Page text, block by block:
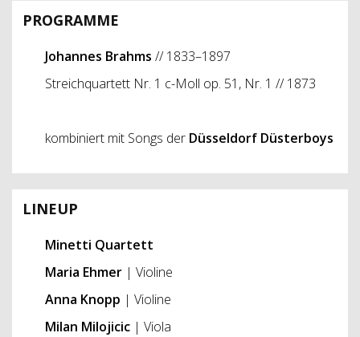
PROGRAMME
Johannes Brahms // 1833–1897
Streichquartett Nr. 1 c-Moll op. 51, Nr. 1 // 1873
kombiniert mit Songs der Düsseldorf Düsterboys
LINEUP
Minetti Quartett
Maria Ehmer | Violine
Anna Knopp | Violine
Milan Milojicic | Viola